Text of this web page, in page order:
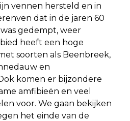
vennen hersteld en in
dat in de jaren 60
gedempt, weer
heeft een hoge
soorten als Beenbreek,
en
komen er bijzondere
amfibieën en veel
voor. We gaan bekijken
het einde van de